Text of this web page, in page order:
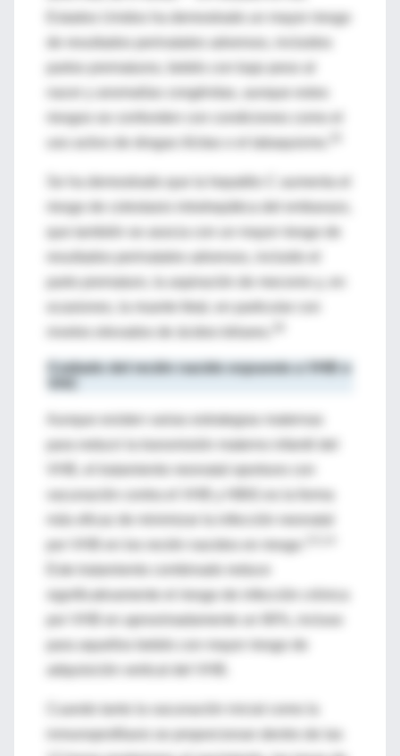
Estados Unidos ha demostrado un mayor riesgo
nacer y anomalías congénitas, aunque estos
riesgos se confunden con condiciones como el
uso activo de drogas ilícitas o el tabaquismo.
riesgo de colestasis intrahepática del embarazo,
que también se asocia con un mayor riesgo de
Cuidado del recién nacido expuesto a VHB o
Aunque existen varias estrategias maternas
por VHB en los recién nacidos en riesgo.
significativamente el riesgo de infección crónica
por VHB en aproximadamente un 90%, incluso
para aquellos bebés con mayor riesgo de